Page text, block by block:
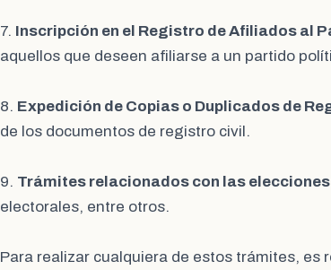
7. Inscripción en el Registro de Afiliados al
aquellos que deseen afiliarse a un partido
8. Expedición de Copias o Duplicados de
de los documentos de registro civil.
9. Trámites relacionados con las
electorales, entre otros.
Para realizar cualquiera de estos trámites,